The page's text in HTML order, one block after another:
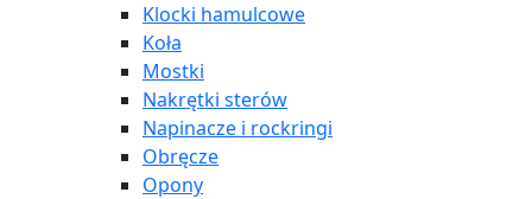
Klocki hamulcowe
Koła
Mostki
Nakrętki sterów
Napinacze i rockringi
Obręcze
Opony